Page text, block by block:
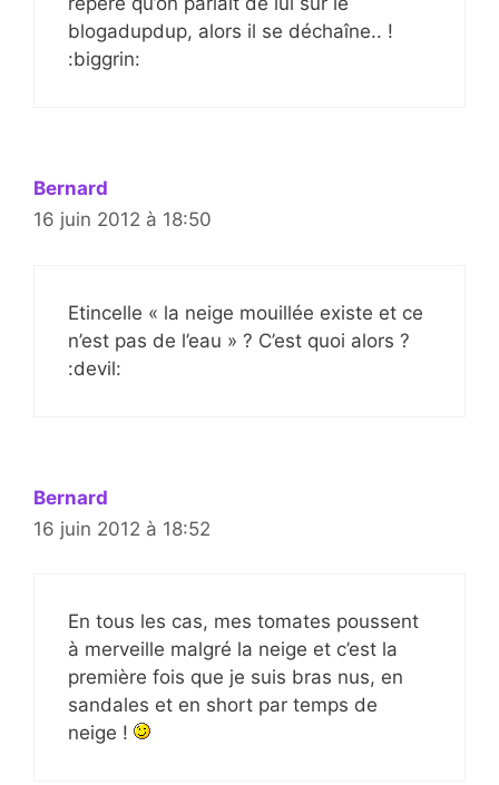
blogadupdup, alors il se déchaîne.. !
:biggrin:
Bernard
16 juin 2012 à 18:50
Etincelle « la neige mouillée existe et ce
n’est pas de l’eau » ? C’est quoi alors ?
:devil:
Bernard
16 juin 2012 à 18:52
En tous les cas, mes tomates poussent
à merveille malgré la neige et c’est la
première fois que je suis bras nus, en
sandales et en short par temps de
neige !